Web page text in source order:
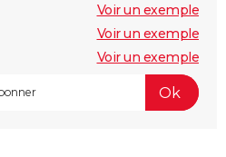
Voir un exemple
Voir un exemple
Voir un exemple